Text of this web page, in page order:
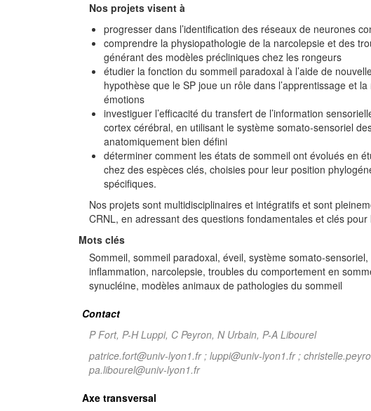
Nos projets visent à
progresser dans l’identification des réseaux de neurones
comprendre la physiopathologie de la narcolepsie et des
générant des modèles précliniques chez les rongeurs
étudier la fonction du sommeil paradoxal à l’aide de
hypothèse que le SP joue un rôle dans l’apprentissage et
émotions
investiguer l’efficacité du transfert de l’information
cortex cérébral, en utilisant le système somato-sensoriel
anatomiquement bien défini
déterminer comment les états de sommeil ont évolués en
chez des espèces clés, choisies pour leur position
spécifiques.
Nos projets sont multidisciplinaires et intégratifs et sont
CRNL, en adressant des questions fondamentales et clés
Mots clés
Sommeil, sommeil paradoxal, éveil, système somato-
inflammation, narcolepsie, troubles du comportement en
synucléine, modèles animaux de pathologies du sommeil
Contact
P Fort, P-H Luppi, C Peyron, N Urbain, P-A Libourel
patrice.fort@univ-lyon1.fr ; luppi@univ-lyon1.fr ;
pa.libourel@univ-lyon1.fr
Axe transversal